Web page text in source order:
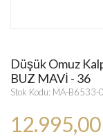
Düşük Omuz
BUZ MAVİ - 36
Stok Kodu: MA-